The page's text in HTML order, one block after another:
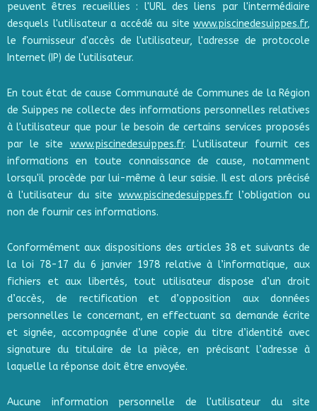
peuvent êtres recueillies : l'URL des liens par l'intermédiaire
desquels l'utilisateur a accédé au site www.piscinedesuippes.fr,
le fournisseur d'accès de l'utilisateur, l'adresse de protocole
Internet (IP) de l'utilisateur.
En tout état de cause Communauté de Communes de la Région
de Suippes ne collecte des informations personnelles relatives
à l'utilisateur que pour le besoin de certains services proposés
par le site www.piscinedesuippes.fr. L'utilisateur fournit ces
informations en toute connaissance de cause, notamment
lorsqu'il procède par lui-même à leur saisie. Il est alors précisé
à l'utilisateur du site www.piscinedesuippes.fr l’obligation ou
non de fournir ces informations.
Conformément aux dispositions des articles 38 et suivants de
la loi 78-17 du 6 janvier 1978 relative à l’informatique, aux
fichiers et aux libertés, tout utilisateur dispose d’un droit
d’accès, de rectification et d’opposition aux données
personnelles le concernant, en effectuant sa demande écrite
et signée, accompagnée d’une copie du titre d’identité avec
signature du titulaire de la pièce, en précisant l’adresse à
laquelle la réponse doit être envoyée.
Aucune information personnelle de l'utilisateur du site